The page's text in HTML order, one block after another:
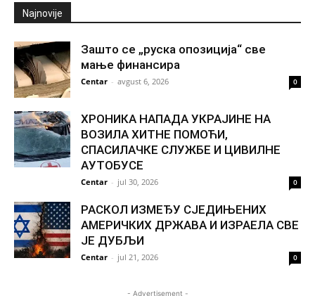
Najnovije
Зашто се „руска опозиција“ све
мање финансира
Centar - avgust 6, 2026 0
ХРОНИКА НАПАДА УКРАЈИНЕ НА
ВОЗИЛА ХИТНЕ ПОМОЋИ,
СПАСИЛАЧКЕ СЛУЖБЕ И ЦИВИЛНЕ
АУТОБУСЕ
Centar - jul 30, 2026 0
РАСКОЛ ИЗМЕЂУ СЈЕДИЊЕНИХ
АМЕРИЧКИХ ДРЖАВА И ИЗРАЕЛА СВЕ
ЈЕ ДУБЉИ
Centar - jul 21, 2026 0
- Advertisement -